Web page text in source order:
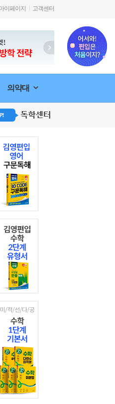
이페이지 고객센터
의약대